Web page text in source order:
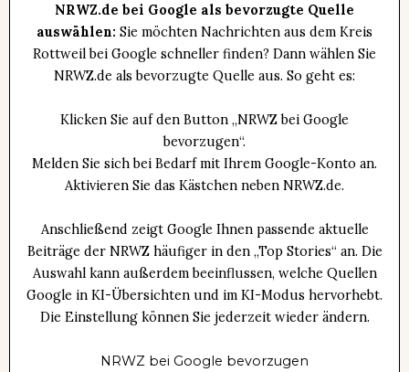
NRWZ.de bei Google als bevorzugte Quelle
auswählen: Sie möchten Nachrichten aus dem Kreis
Rottweil bei Google schneller finden? Dann wählen Sie
NRWZ.de als bevorzugte Quelle aus. So geht es:
Klicken Sie auf den Button „NRWZ bei Google
bevorzugen“.
Melden Sie sich bei Bedarf mit Ihrem Google-Konto an.
Aktivieren Sie das Kästchen neben NRWZ.de.
Anschließend zeigt Google Ihnen passende aktuelle
Beiträge der NRWZ häufiger in den „Top Stories“ an. Die
Auswahl kann außerdem beeinflussen, welche Quellen
Google in KI-Übersichten und im KI-Modus hervorhebt.
Die Einstellung können Sie jederzeit wieder ändern.
NRWZ bei Google bevorzugen